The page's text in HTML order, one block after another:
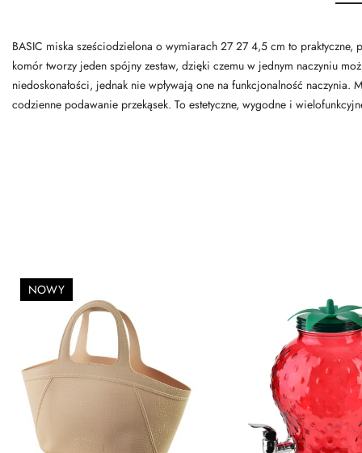
BASIC miska sześciodzielona o wymiarach 27 27 4,5 cm to
komór tworzy jeden spójny zestaw, dzięki czemu w jednym naczyniu
niedoskonałości, jednak nie wpływają one na funkcjonalność
codzienne podawanie przekąsek. To estetyczne, wygodne i
NOWY